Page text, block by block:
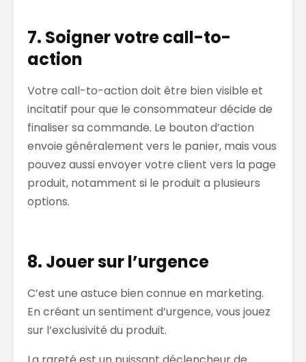
7. Soigner votre call-to-
action
Votre call-to-action doit être bien visible et
incitatif pour que le consommateur décide de
finaliser sa commande. Le bouton d’action
envoie généralement vers le panier, mais vous
pouvez aussi envoyer votre client vers la page
produit, notamment si le produit a plusieurs
options.
8. Jouer sur l’urgence
C’est une astuce bien connue en marketing.
En créant un sentiment d’urgence, vous jouez
sur l’exclusivité du produit.